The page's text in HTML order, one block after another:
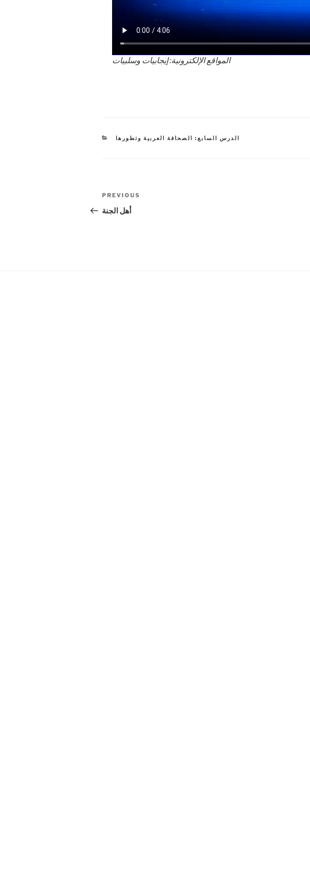
المواقع الإلكترونية: إيجابيات وسلبيات
CATEGORIES
الدرس السابع: الصحافة العربية وتطورها
Post
navigation
Previous
Post
PREVIOUS
أهل الجنة